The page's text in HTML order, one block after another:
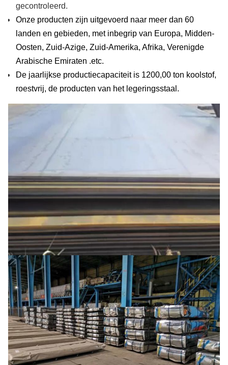
gecontroleerd.
Onze producten zijn uitgevoerd naar meer dan 60
landen en gebieden, met inbegrip van Europa, Midden-
Oosten, Zuid-Azige, Zuid-Amerika, Afrika, Verenigde
Arabische Emiraten .etc.
De jaarlijkse productiecapaciteit is 1200,00 ton koolstof,
roestvrij, de producten van het legeringsstaal.